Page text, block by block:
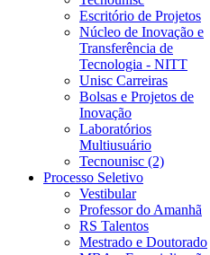
Escritório de Projetos
Núcleo de Inovação e
Transferência de
Tecnologia - NITT
Unisc Carreiras
Bolsas e Projetos de
Inovação
Laboratórios
Multiusuário
Tecnounisc (2)
Processo Seletivo
Vestibular
Professor do Amanhã
RS Talentos
Mestrado e Doutorado